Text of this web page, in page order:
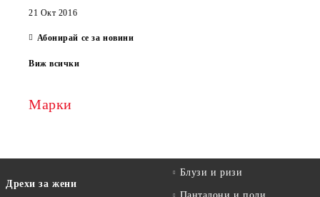
21 Окт 2016
Абонирай се за новини
Виж всички
Марки
Дрехи за жени
Блузи и ризи